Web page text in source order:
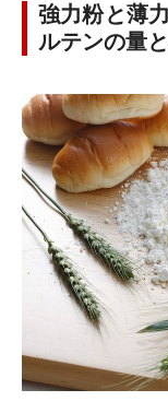
強力粉と薄
ルテンの量